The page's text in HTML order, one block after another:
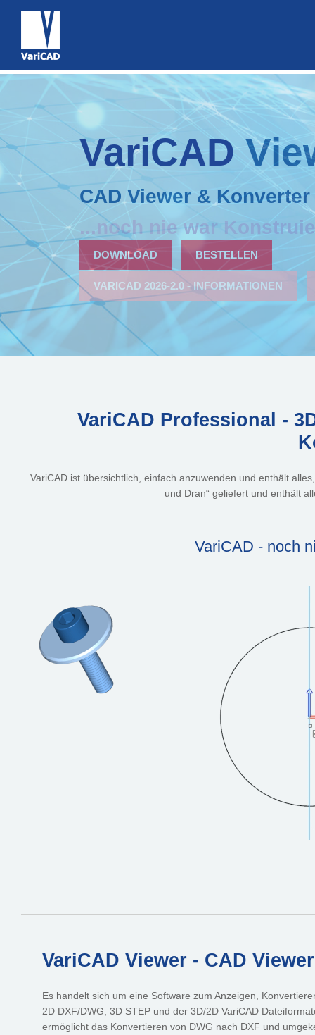
VariCAD
CAD Viewer & Konverter
DOWNLOAD BESTELLEN
VariCAD Professional -
VariCAD ist übersichtlich, einfach anzuwenden und enthält
und Dran“ geliefert und enthält
VariCAD - noch
VariCAD Viewer - CAD
Es handelt sich um eine Software zum Anzeigen,
2D DXF/DWG, 3D STEP und der 3D/2D VariCAD
ermöglicht das Konvertieren von DWG nach DXF und